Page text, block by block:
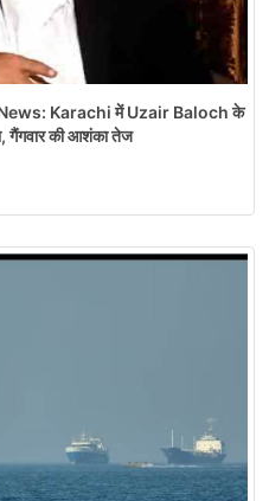
Karachi में Uzair Baloch के
गैंगवार की आशंका तेज